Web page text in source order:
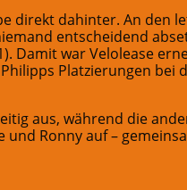
direkt dahinter. An den
entscheidend
Damit war Velolease
Platzierungen bei
aus, während die
und Ronny auf –